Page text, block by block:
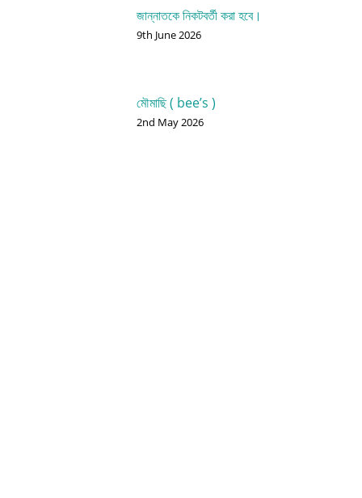
জান্নাতকে নিকটবর্তী করা হবে।
9th June 2026
মৌমাছি ( bee’s )
2nd May 2026